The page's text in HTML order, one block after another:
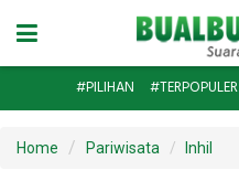
#PILIHAN #TERPOPULER
Home Pariwisata Inhil